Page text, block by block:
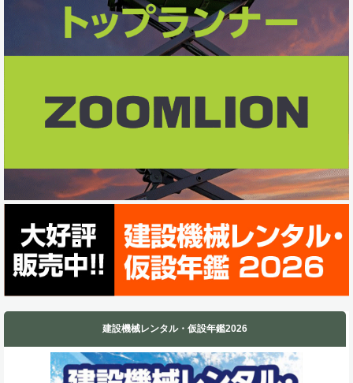
b
k
e
d
n
建設機械レンタル・仮設年鑑2026